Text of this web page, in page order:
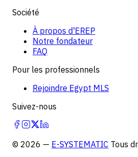
Société
À propos d'EREP
Notre fondateur
FAQ
Pour les professionnels
Rejoindre Egypt MLS
Suivez-nous
© 2026 — E-SYSTEMATIC Tous